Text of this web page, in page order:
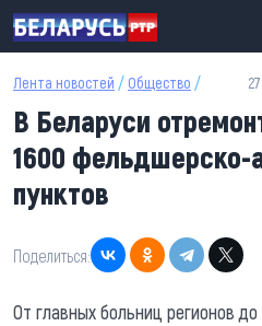
Перейти к основному содержанию
Лента новостей / Общество /
В Беларуси
1600 фельдшерско-
пунктов
Поделиться:
От главных больниц регионов